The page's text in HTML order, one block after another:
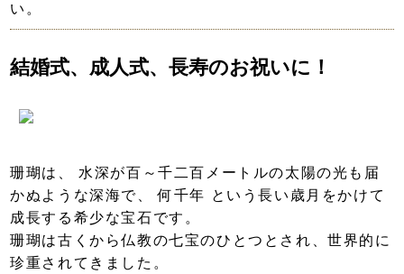
い。
結婚式、成人式、長寿のお祝いに！
珊瑚は、 水深が百～千二百メートルの太陽の光も届
かぬような深海で、 何千年 という長い歳月をかけて
成長する希少な宝石です。
珊瑚は古くから仏教の七宝のひとつとされ、世界的に
珍重されてきました。